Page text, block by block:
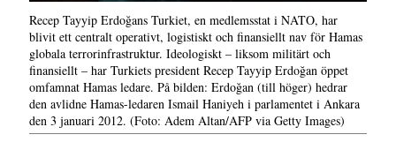
Recep Tayyip Erdoğans Turkiet, en medlemsstat i NATO, har
blivit ett centralt operativt, logistiskt och finansiellt nav för Hamas
globala terrorinfrastruktur. Ideologiskt – liksom militärt och
finansiellt – har Turkiets president Recep Tayyip Erdoğan öppet
omfamnat Hamas ledare. På bilden: Erdoğan (till höger) hedrar
den avlidne Hamas-ledaren Ismail Haniyeh i parlamentet i Ankara
den 3 januari 2012. (Foto: Adem Altan/AFP via Getty Images)